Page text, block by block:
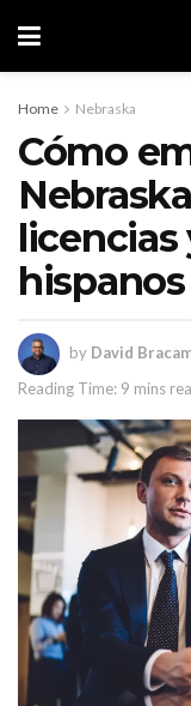
Home Nebraska
Cómo
licencias
hispanos
by David
Reading Time: 9 mins